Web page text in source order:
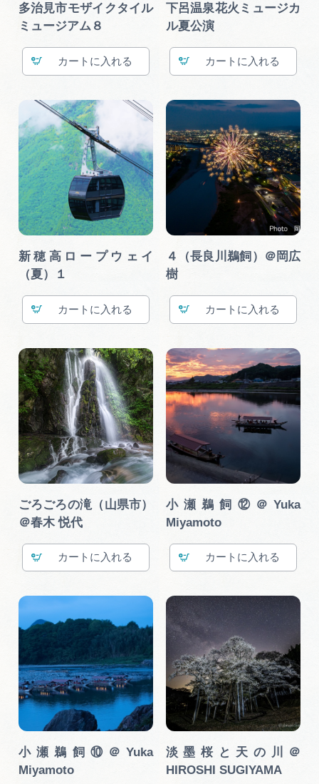
多治見市モザイクタイル
ミュージアム８
カート
下呂温泉花火ミュージカ
ル夏公演
カート
新穂高ロープウェイ
（夏）１
カート
４（長良川鵜飼）＠岡広
樹
カート
ごろごろの滝（山県市）
＠春木 悦代
カート
小瀬鵜飼⑫＠Yuka
Miyamoto
カート
小瀬鵜飼⑩＠Yuka
Miyamoto
淡墨桜と天の川＠
HIROSHI SUGIYAMA